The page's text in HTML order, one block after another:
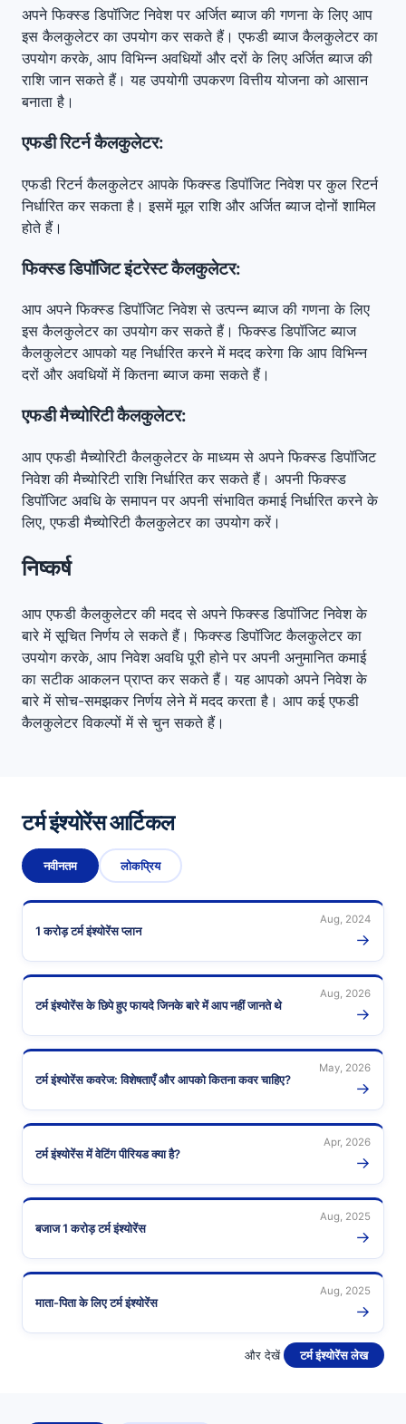
अपने फिक्स्ड डिपॉजिट निवेश पर अर्जित ब्याज की गणना के लिए आप
इस कैलकुलेटर का उपयोग कर सकते हैं। एफडी ब्याज कैलकुलेटर का
उपयोग करके, आप विभिन्न अवधियों और दरों के लिए अर्जित ब्याज की
राशि जान सकते हैं। यह उपयोगी उपकरण वित्तीय योजना को आसान
बनाता है।
एफडी रिटर्न कैलकुलेटर:
एफडी रिटर्न कैलकुलेटर आपके फिक्स्ड डिपॉजिट निवेश पर कुल रिटर्न
निर्धारित कर सकता है। इसमें मूल राशि और अर्जित ब्याज दोनों शामिल
होते हैं।
फिक्स्ड डिपॉजिट इंटरेस्ट कैलकुलेटर:
आप अपने फिक्स्ड डिपॉजिट निवेश से उत्पन्न ब्याज की गणना के लिए
इस कैलकुलेटर का उपयोग कर सकते हैं। फिक्स्ड डिपॉजिट ब्याज
कैलकुलेटर आपको यह निर्धारित करने में मदद करेगा कि आप विभिन्न
दरों और अवधियों में कितना ब्याज कमा सकते हैं।
एफडी मैच्योरिटी कैलकुलेटर:
आप एफडी मैच्योरिटी कैलकुलेटर के माध्यम से अपने फिक्स्ड डिपॉजिट
निवेश की मैच्योरिटी राशि निर्धारित कर सकते हैं। अपनी फिक्स्ड
डिपॉजिट अवधि के समापन पर अपनी संभावित कमाई निर्धारित करने के
लिए, एफडी मैच्योरिटी कैलकुलेटर का उपयोग करें।
निष्कर्ष
आप एफडी कैलकुलेटर की मदद से अपने फिक्स्ड डिपॉजिट निवेश के
बारे में सूचित निर्णय ले सकते हैं। फिक्स्ड डिपॉजिट कैलकुलेटर का
उपयोग करके, आप निवेश अवधि पूरी होने पर अपनी अनुमानित कमाई
का सटीक आकलन प्राप्त कर सकते हैं। यह आपको अपने निवेश के
बारे में सोच-समझकर निर्णय लेने में मदद करता है। आप कई एफडी
कैलकुलेटर विकल्पों में से चुन सकते हैं।
टर्म इंश्योरेंस आर्टिकल
नवीनतम लोकप्रिय
1 करोड़ टर्म इंश्योरेंस प्लान
Aug, 2024
→
टर्म इंश्योरेंस के छिपे हुए फायदे जिनके बारे में आप नहीं जानते थे
Aug, 2026
→
टर्म इंश्योरेंस कवरेज: विशेषताएँ और आपको कितना कवर चाहिए?
May, 2026
→
टर्म इंश्योरेंस में वेटिंग पीरियड क्या है?
Apr, 2026
→
बजाज 1 करोड़ टर्म इंश्योरेंस
Aug, 2025
→
माता-पिता के लिए टर्म इंश्योरेंस
Aug, 2025
→
और देखें टर्म इंश्योरेंस लेख